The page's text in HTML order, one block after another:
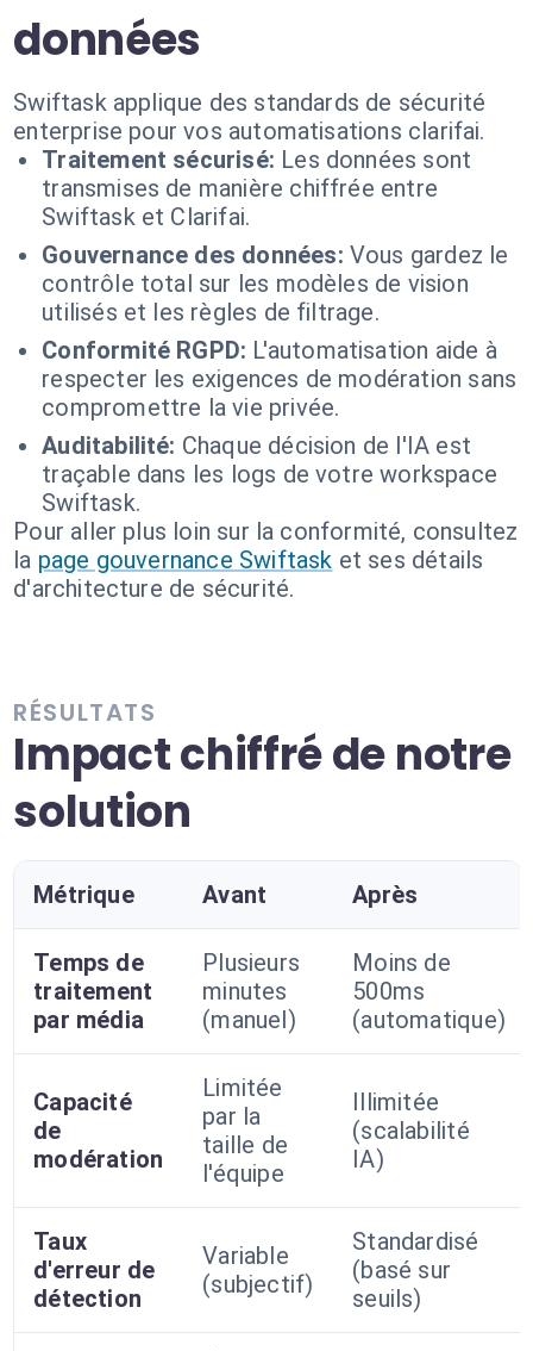
données
Swiftask applique des standards de sécurité
enterprise pour vos automatisations clarifai.
Traitement sécurisé: Les données sont
transmises de manière chiffrée entre
Swiftask et Clarifai.
Gouvernance des données: Vous gardez le
contrôle total sur les modèles de vision
utilisés et les règles de filtrage.
Conformité RGPD: L'automatisation aide à
respecter les exigences de modération sans
compromettre la vie privée.
Auditabilité: Chaque décision de l'IA est
traçable dans les logs de votre workspace
Swiftask.
Pour aller plus loin sur la conformité, consultez
la page gouvernance Swiftask et ses détails
d'architecture de sécurité.
RÉSULTATS
Impact chiffré de notre
solution
Métrique Avant Après
Temps de
traitement
par média
Plusieurs
minutes
(manuel)
Moins de
500ms
(automatique)
Capacité
de
modération
Limitée
par la
taille de
l'équipe
Illimitée
(scalabilité
IA)
Taux
d'erreur de
détection
Variable
(subjectif)
Standardisé
(basé sur
seuils)